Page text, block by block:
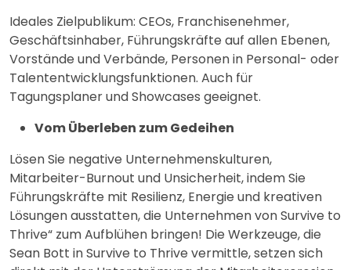
Ideales Zielpublikum: CEOs, Franchisenehmer,
Geschäftsinhaber, Führungskräfte auf allen Ebenen,
Vorstände und Verbände, Personen in Personal- oder
Talententwicklungsfunktionen. Auch für
Tagungsplaner und Showcases geeignet.
Vom Überleben zum Gedeihen
Lösen Sie negative Unternehmenskulturen,
Mitarbeiter-Burnout und Unsicherheit, indem Sie
Führungskräfte mit Resilienz, Energie und kreativen
Lösungen ausstatten, die Unternehmen von Survive to
Thrive“ zum Aufblühen bringen! Die Werkzeuge, die
Sean Bott in Survive to Thrive vermittle, setzen sich